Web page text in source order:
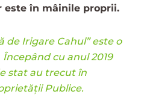
este în mâinile proprii.
de Irigare Cahul” este o
cu anul 2019
stat au trecut în
Publice.